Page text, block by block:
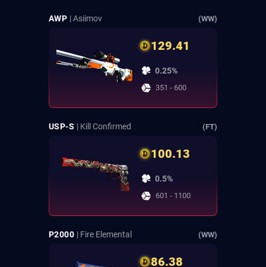
AWP | Asiimov (WW)
129.41
0.25%
351 - 600
USP-S | Kill Confirmed (FT)
100.13
0.5%
601 - 1100
P2000 | Fire Elemental (WW)
86.38